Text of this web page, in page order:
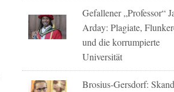
Gefallener „Professor“
Arday: Plagiate,
und die korrumpierte
Universität
Brosius-Gersdorf: